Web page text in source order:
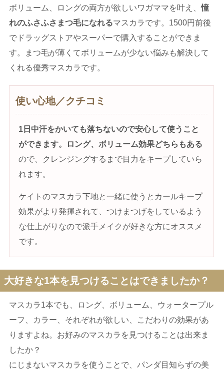
ボリューム、ロングの両方が欲しいワガママを叶え、憧
れのふさふさまつ毛になれるマスカラです。1500円前後
でドラッグストアやスーパーで購入することができま
す。まつ毛が薄くてボリュームが少ない悩みも解決して
くれる優秀マスカラです。
使い心地／クチコミ
1 日中汗をかいても落ちないので安心して使うこと
ができます。ロング、ボリューム効果どちらもある
ので、クレンジングするまで目力をキープしていら
れます。
ケイトのマスカラ下地と一緒に使うとカールキープ
効果がより発揮されて、つけまつげをしているよう
な仕上がりなので派手メイクが好きな方にオススメ
です。
大好きな1本を見つけることはできましたか？
マスカラ1本でも、ロング、ボリューム、ウォータープル
ーフ、カラー、それぞれが欲しい、こだわりの効果があ
りますよね。お好みのマスカラを見つけることは出来ま
したか？
にじまないマスカラを使うことで、パンダ目知らずの美